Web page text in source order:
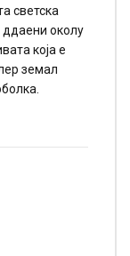
светска
ддаени околу
која е
земал